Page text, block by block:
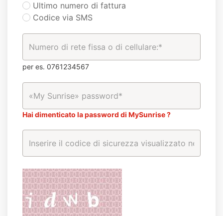
Ultimo numero di fattura
Codice via SMS
per es. 0761234567
Hai dimenticato la password di MySunrise ?